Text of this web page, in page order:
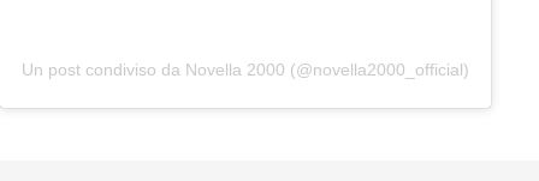
Un post condiviso da Novella 2000 (@novella2000_official)